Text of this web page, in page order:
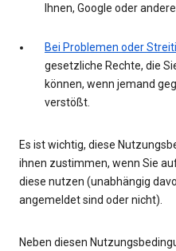
Ihnen, Google oder
Bei Problemen oder
gesetzliche Rechte, die
können, wenn jemand
verstößt.
Es ist wichtig, diese
ihnen zustimmen, wenn Sie
diese nutzen (unabhängig
angemeldet sind oder nicht).
Neben diesen